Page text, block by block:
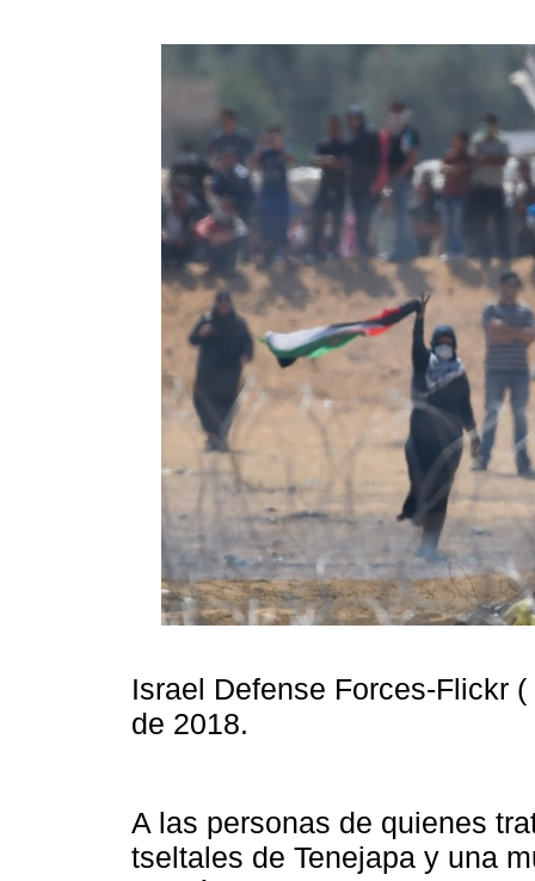
Israel Defense Forces-Flickr
de 2018.
A las personas de quienes
tseltales de Tenejapa y una